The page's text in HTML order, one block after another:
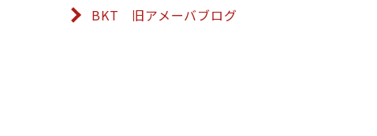
BKT 旧アメーバブログ